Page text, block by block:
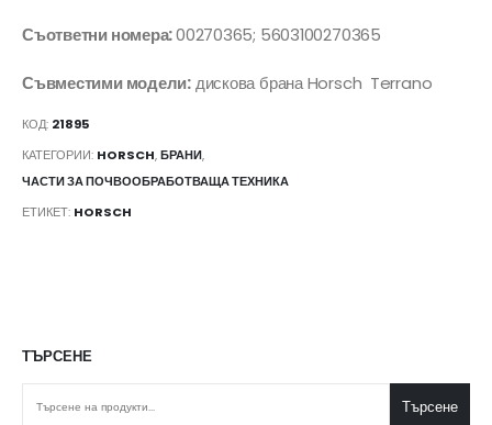
Съответни номера:00270365; 5603100270365
Съвместими модели:дискова брана Horsch Terrano
КОД: 21895
КАТЕГОРИИ: HORSCH,БРАНИ,
ЧАСТИ ЗА ПОЧВООБРАБОТВАЩА ТЕХНИКА
ЕТИКЕТ: HORSCH
ТЪРСЕНЕ
Търсене